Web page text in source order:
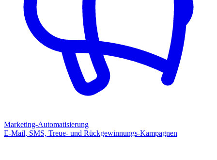
Marketing-Automatisierung
E-Mail, SMS, Treue- und Rückgewinnungs-Kampagnen